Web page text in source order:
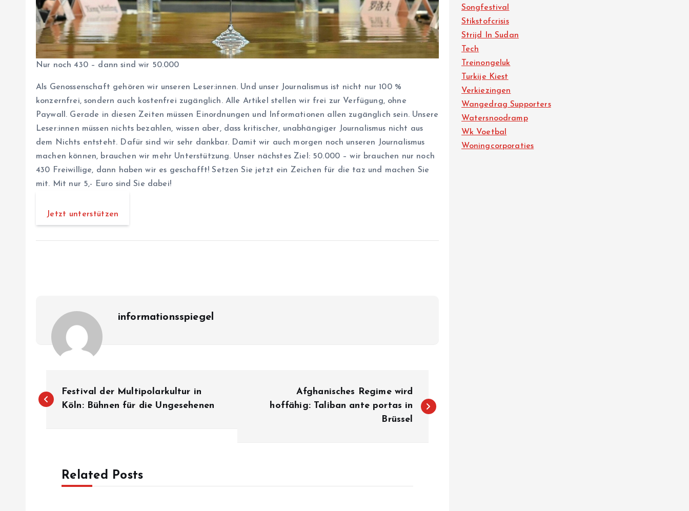
Nur noch 430 – dann sind wir 50.000
Als Genossenschaft gehören wir unseren Leser:innen. Und unser Journalismus ist nicht nur 100 %
konzernfrei, sondern auch kostenfrei zugänglich. Alle Artikel stellen wir frei zur Verfügung, ohne
Paywall. Gerade in diesen Zeiten müssen Einordnungen und Informationen allen zugänglich sein. Unsere
Leser:innen müssen nichts bezahlen, wissen aber, dass kritischer, unabhängiger Journalismus nicht aus
dem Nichts entsteht. Dafür sind wir sehr dankbar. Damit wir auch morgen noch unseren Journalismus
machen können, brauchen wir mehr Unterstützung. Unser nächstes Ziel: 50.000 – wir brauchen nur noch
430 Freiwillige, dann haben wir es geschafft! Setzen Sie jetzt ein Zeichen für die taz und machen Sie
mit. Mit nur 5,- Euro sind Sie dabei!
Jetzt unterstützen
informationsspiegel
o
Festival der Multipolarkultur in
Köln: Bühnen für die Ungesehenen
Afghanisches Regime wird
hoffähig: Taliban ante portas in
Brüssel
Related Posts
Songfestival
Stikstofcrisis
Strijd In Sudan
Tech
Treinongeluk
Turkije Kiest
Verkiezingen
Wangedrag Supporters
Watersnoodramp
Wk Voetbal
Woningcorporaties